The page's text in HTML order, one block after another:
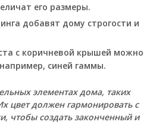
его размеры.
добавят дому строгости и
с коричневой крышей можно
синей гаммы.
элементах дома, таких
цвет должен гармонировать с
чтобы создать законченный и